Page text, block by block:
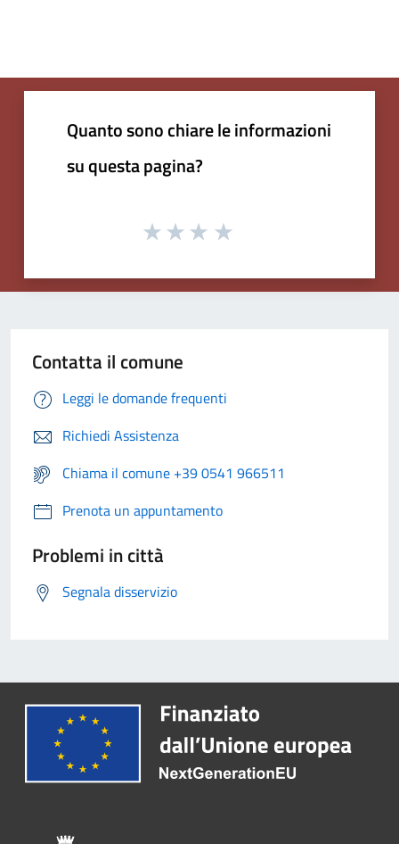
Quanto sono chiare le informazioni
su questa pagina?
Contatta il comune
Leggi le domande frequenti
Richiedi Assistenza
Chiama il comune +39 0541 966511
Prenota un appuntamento
Problemi in città
Segnala disservizio